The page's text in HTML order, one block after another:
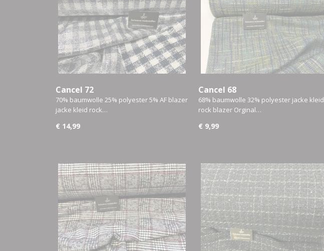
Cancel 72
70% baumwolle 25% polyester 5% AF blazer
jacke kleid rock…
€ 14,99
Cancel 68
68% baumwolle 32% polyester jacke kleid
rock blazer Orginal…
€ 9,99